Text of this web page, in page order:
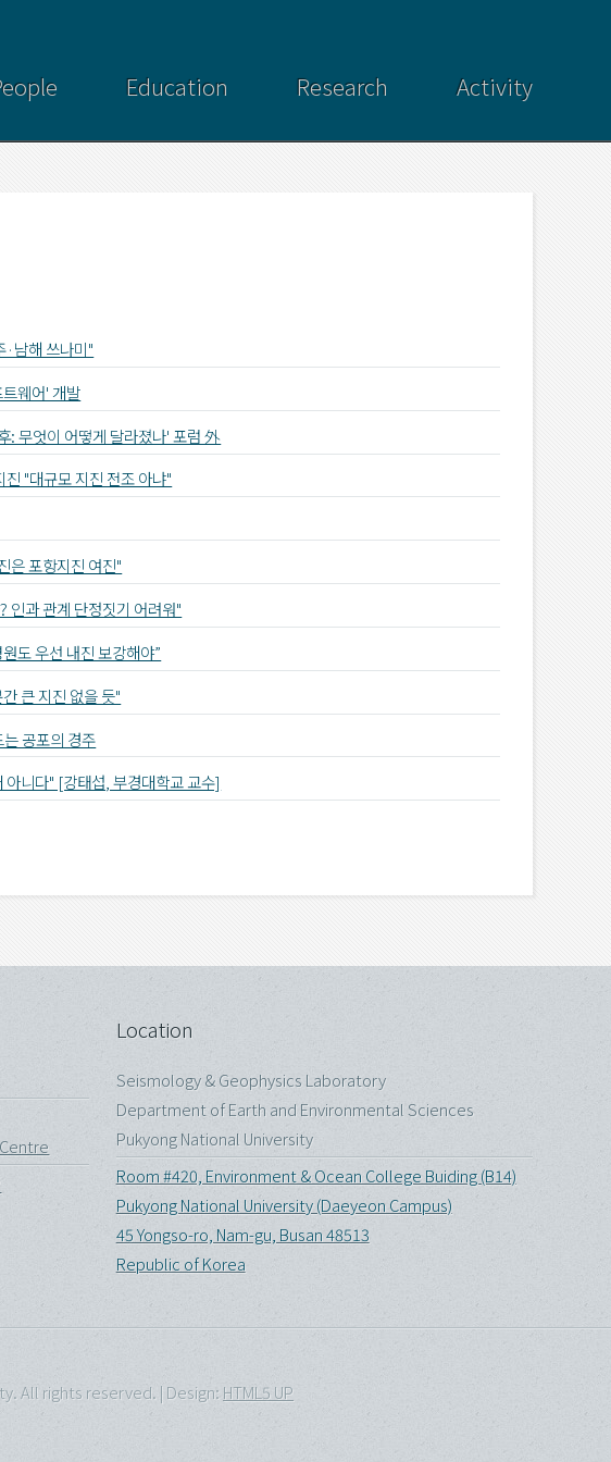
Education Research Activity
·남해 쓰나미"
웨어' 개발
: 무엇이 어떻게 달라졌나' 포럼 外
"대규모 지진 전조 아냐"
은 포항지진 여진"
인과 관계 단정짓기 어려워"
도 우선 내진 보강해야”
큰 지진 없을 듯"
공포의 경주
아니다" [강태섭, 부경대학교 교수]
Location
Seismology & Geophysics Laboratory
Department of Earth and Environmental Sciences
Pukyong National University
Room #420, Environment & Ocean College Buiding (B14)
Pukyong National University (Daeyeon Campus)
45 Yongso-ro, Nam-gu, Busan 48513
Republic of Korea
All rights reserved. | Design: HTML5 UP